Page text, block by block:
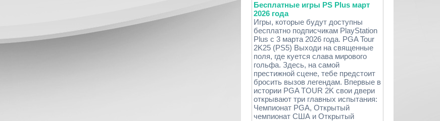
Бесплатные игры PS Plus март
2026 года
Игры, которые будут доступны
бесплатно подписчикам PlayStation
Plus с 3 марта 2026 года. PGA Tour
2K25 (PS5) Выходи на священные
поля, где куется слава мирового
гольфа. Здесь, на самой
престижной сцене, тебе предстоит
бросить вызов легендам. Впервые в
истории PGA TOUR 2K свои двери
открывают три главных испытания:
Чемпионат PGA, Открытый
чемпионат США и Открытый